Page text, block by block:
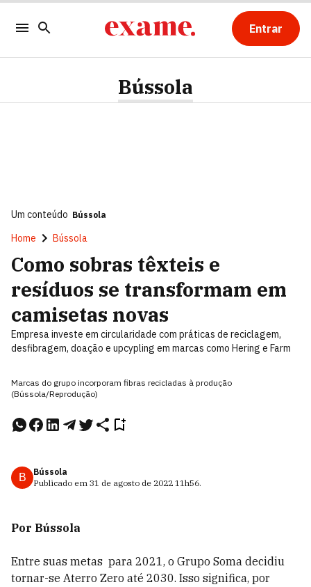
Entrar
Bússola
Um conteúdo Bússola
Home Bússola
Como sobras têxteis e
resíduos se transformam em
camisetas novas
Empresa investe em circularidade com práticas de reciclagem,
desfibragem, doação e upcypling em marcas como Hering e Farm
Marcas do grupo incorporam fibras recicladas à produção
(Bússola/Reprodução)
B
Bússola
Publicado em 31 de agosto de 2022 11h56.
Por Bússola
Entre suas metas para 2021, o Grupo Soma decidiu
tornar-se Aterro Zero até 2030. Isso significa, por